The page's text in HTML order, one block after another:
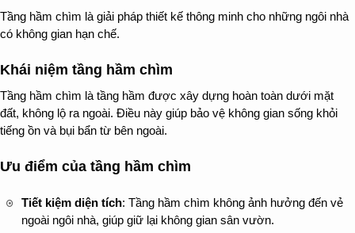
Tầng hầm chìm là giải pháp thiết kế thông minh cho những ngôi nhà
có không gian hạn chế.
Khái niệm tầng hầm chìm
Tầng hầm chìm là tầng hầm được xây dựng hoàn toàn dưới mặt
đất, không lộ ra ngoài. Điều này giúp bảo vệ không gian sống khỏi
tiếng ồn và bụi bẩn từ bên ngoài.
Ưu điểm của tầng hầm chìm
Tiết kiệm diện tích: Tầng hầm chìm không ảnh hưởng đến vẻ
ngoài ngôi nhà, giúp giữ lại không gian sân vườn.